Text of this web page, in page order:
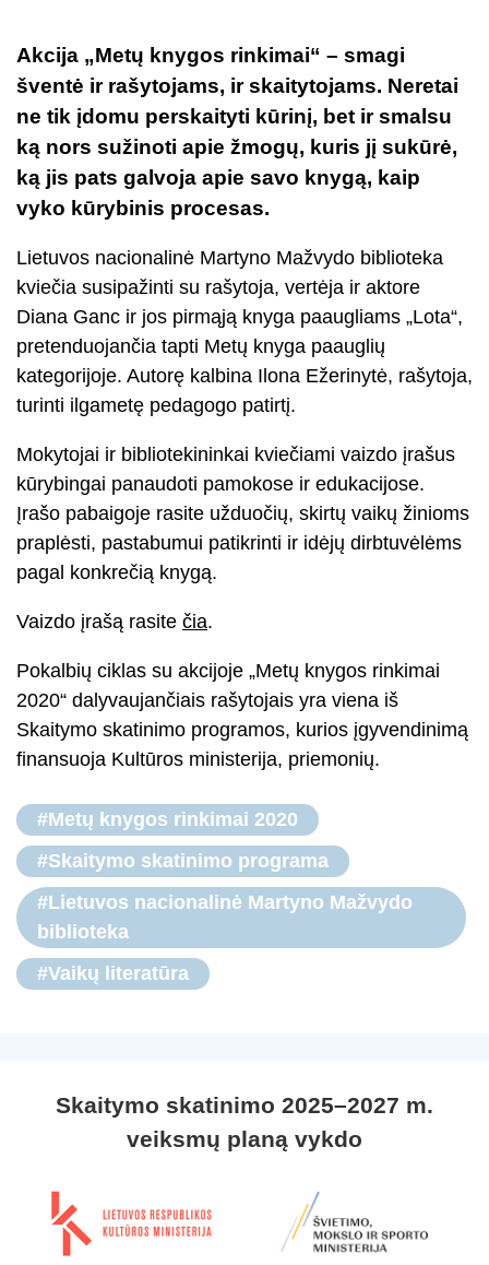
Akcija „Metų knygos rinkimai“ – smagi
šventė ir rašytojams, ir skaitytojams. Neretai
ne tik įdomu perskaityti kūrinį, bet ir smalsu
ką nors sužinoti apie žmogų, kuris jį sukūrė,
ką jis pats galvoja apie savo knygą, kaip
vyko kūrybinis procesas.
Lietuvos nacionalinė Martyno Mažvydo biblioteka
kviečia susipažinti su rašytoja, vertėja ir aktore
Diana Ganc ir jos pirmąją knyga paaugliams „Lota“,
pretenduojančia tapti Metų knyga paauglių
kategorijoje. Autorę kalbina Ilona Ežerinytė, rašytoja,
turinti ilgametę pedagogo patirtį.
Mokytojai ir bibliotekininkai kviečiami vaizdo įrašus
kūrybingai panaudoti pamokose ir edukacijose.
Įrašo pabaigoje rasite užduočių, skirtų vaikų žinioms
praplėsti, pastabumui patikrinti ir idėjų dirbtuvėlėms
pagal konkrečią knygą.
Vaizdo įrašą rasite čia.
Pokalbių ciklas su akcijoje „Metų knygos rinkimai
2020“ dalyvaujančiais rašytojais yra viena iš
Skaitymo skatinimo programos, kurios įgyvendinimą
finansuoja Kultūros ministerija, priemonių.
#Metų knygos rinkimai 2020
#Skaitymo skatinimo programa
#Lietuvos nacionalinė Martyno Mažvydo
biblioteka
#Vaikų literatūra
Skaitymo skatinimo 2025–2027 m.
veiksmų planą vykdo